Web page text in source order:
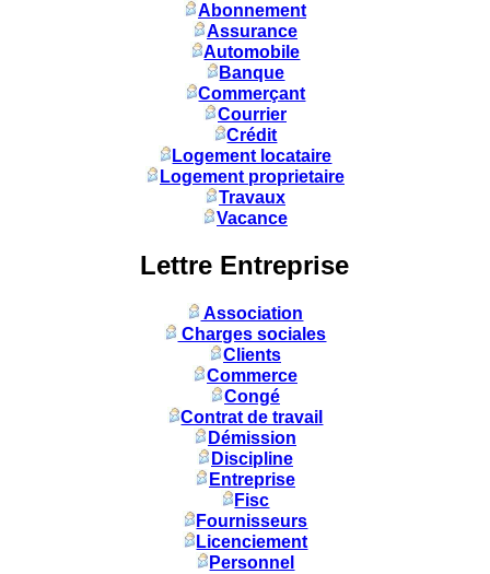
Abonnement
Assurance
Automobile
Banque
Commerçant
Courrier
Crédit
Logement locataire
Logement proprietaire
Travaux
Vacance
Lettre Entreprise
Association
Charges sociales
Clients
Commerce
Congé
Contrat de travail
Démission
Discipline
Entreprise
Fisc
Fournisseurs
Licenciement
Personnel